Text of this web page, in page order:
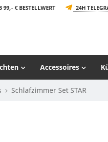
99,- € BESTELLWERT 24H
Accessoires
Schlafzimmer Set STAR